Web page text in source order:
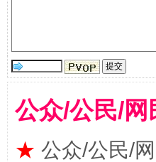
公众/公民/
★ 公众/公民/